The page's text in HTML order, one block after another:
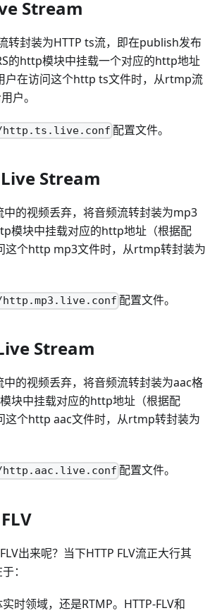
Stream
转封装为HTTP ts流，即在publish发布
的http模块中挂载一个对应的http地址
户在访问这个http ts文件时，从rtmp流
户。
http.ts.live.conf 配置文件。
Stream
的视频丢弃，将音频流转封装为mp3
模块中挂载对应的http地址（根据配
这个http mp3文件时，从rtmp转封装为
http.mp3.live.conf 配置文件。
Stream
的视频丢弃，将音频流转封装为aac格
块中挂载对应的http地址（根据配
这个http aac文件时，从rtmp转封装为
http.aac.live.conf 配置文件。
出来呢？当下HTTP FLV流正大行其
：
时领域，还是RTMP。HTTP-FLV和